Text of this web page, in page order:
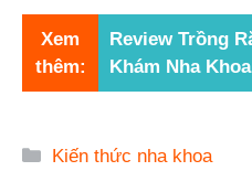
Xem
thêm:
Review Trồng
Khám Nha
Danh
Kiến thức nha khoa